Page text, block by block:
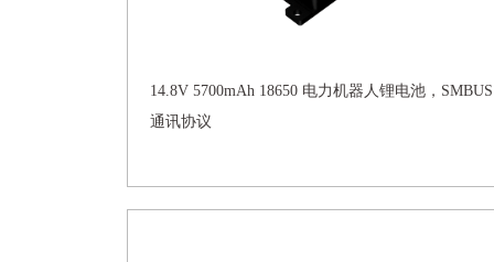
14.8V 5700mAh 18650 电力机器人锂电池，SMBUS
通讯协议